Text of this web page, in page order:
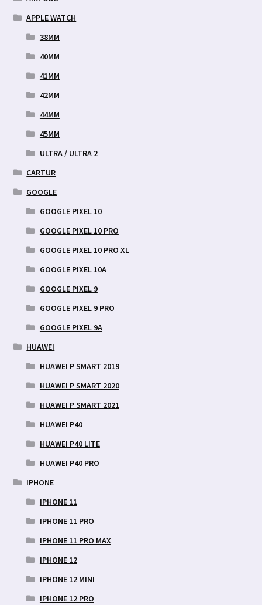
APPLE WATCH
38MM
40MM
41MM
42MM
44MM
45MM
ULTRA / ULTRA 2
CARTUR
GOOGLE
GOOGLE PIXEL 10
GOOGLE PIXEL 10 PRO
GOOGLE PIXEL 10 PRO XL
GOOGLE PIXEL 10A
GOOGLE PIXEL 9
GOOGLE PIXEL 9 PRO
GOOGLE PIXEL 9A
HUAWEI
HUAWEI P SMART 2019
HUAWEI P SMART 2020
HUAWEI P SMART 2021
HUAWEI P40
HUAWEI P40 LITE
HUAWEI P40 PRO
IPHONE
IPHONE 11
IPHONE 11 PRO
IPHONE 11 PRO MAX
IPHONE 12
IPHONE 12 MINI
IPHONE 12 PRO